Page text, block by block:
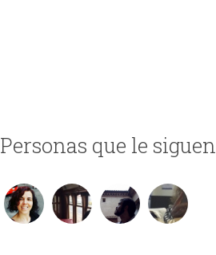
Personas que le siguen